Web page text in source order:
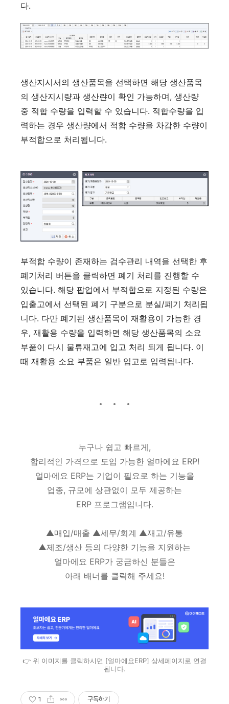
다.
생산지시서의 생산품목을 선택하면 해당 생산품목
의 생산지시량과 생산랸이 확인 가능하며, 생산량
중 적합 수량을 입력할 수 있습니다. 적합수량을 입
력하는 경우 생산량에서 적합 수량을 차감한 수량이
부적합으로 처리됩니다.
부적합 수량이 존재하는 검수관리 내역을 선택한 후
폐기처리 버튼을 클릭하면 폐기 처리를 진행할 수
있습니다. 해당 팝업에서 부적합으로 지정된 수량은
입출고에서 선택된 폐기 구분으로 분실/폐기 처리됩
니다. 다만 폐기된 생산품목이 재활용이 가능한 경
우, 재활용 수량을 입력하면 해당 생산품목의 소요
부품이 다시 물류재고에 입고 처리 되게 됩니다. 이
때 재활용 소요 부품은 일반 입고로 입력됩니다.
누구나 쉽고 빠르게,
합리적인 가격으로 도입 가능한 얼마에요 ERP!
얼마에요 ERP는 기업이 필요로 하는 기능을
업종, 규모에 상관없이 모두 제공하는
ERP 프로그램입니다.
▲매입/매출 ▲세무/회계 ▲재고/유통
▲제조/생산 등의 다양한 기능을 지원하는
얼마에요 ERP가 궁금하신 분들은
아래 배너를 클릭해 주세요!
👉 위 이미지를 클릭하시면 [얼마에요ERP] 상세페이지로 연결
됩니다.
1 구독하기